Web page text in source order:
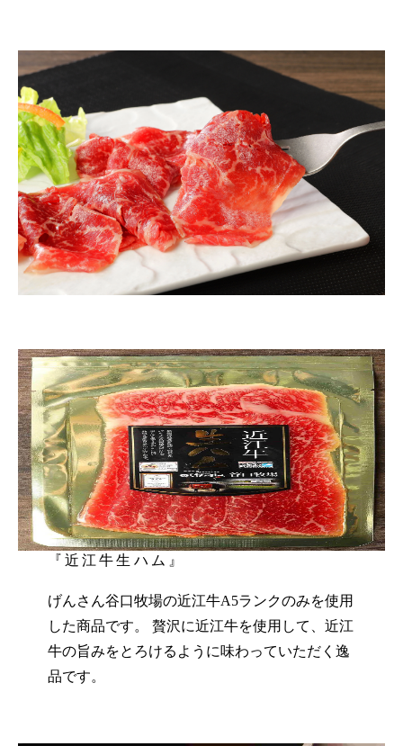
『近江牛生ハム』
げんさん谷口牧場の近江牛A5ランクのみを使用
した商品です。 贅沢に近江牛を使用して、近江
牛の旨みをとろけるように味わっていただく逸
品です。